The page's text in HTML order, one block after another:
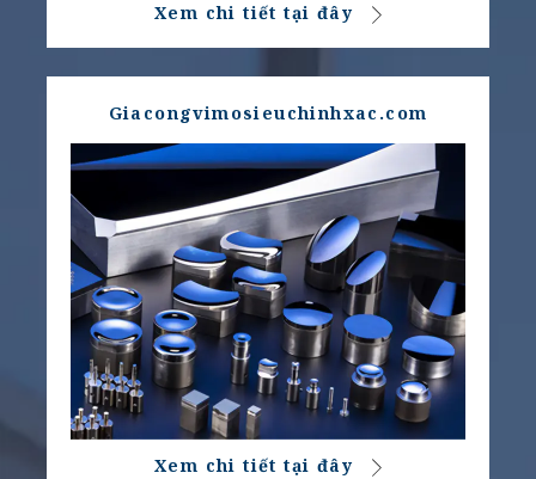
Xem chi tiết tại đây
Giacongvimosieuchinhxac.com
Xem chi tiết tại đây